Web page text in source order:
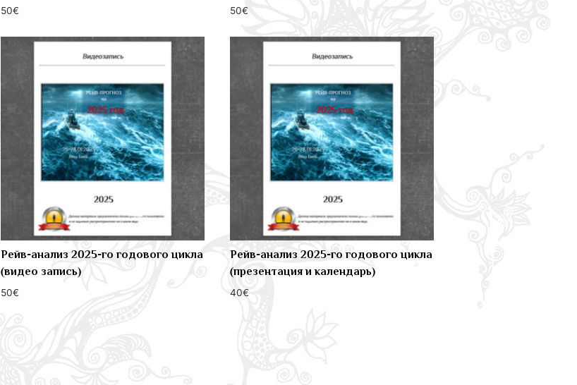
50€ 50€
Рейв-анализ 2025-го годового цикла
(видео запись)
50€
Рейв-анализ 2025-го годового цикла
(презентация и календарь)
40€